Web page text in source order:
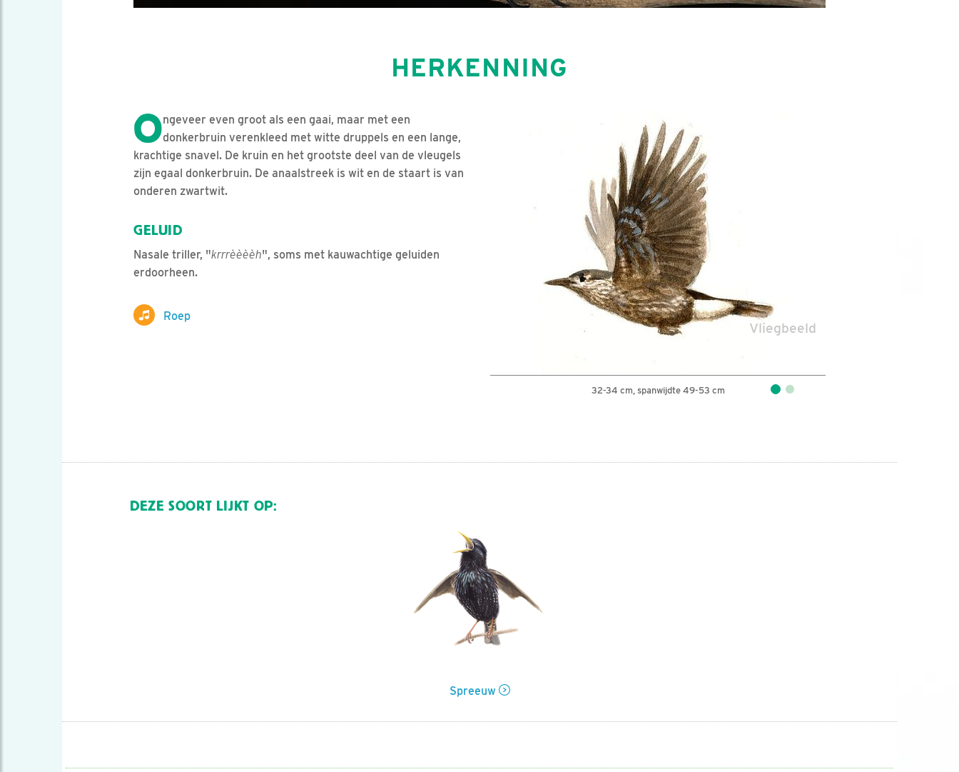
HERKENNING
Ongeveer even groot als een gaai, maar met een
donkerbruin verenkleed met witte druppels en een lange,
krachtige snavel. De kruin en het grootste deel van de vleugels
zijn egaal donkerbruin. De anaalstreek is wit en de staart is van
onderen zwartwit.
GELUID
Nasale triller, "krrrèèèèh", soms met kauwachtige geluiden
erdoorheen.
Roep
Vliegbeeld
32-34 cm, spanwijdte 49-53 cm
DEZE SOORT LIJKT OP:
Spreeuw